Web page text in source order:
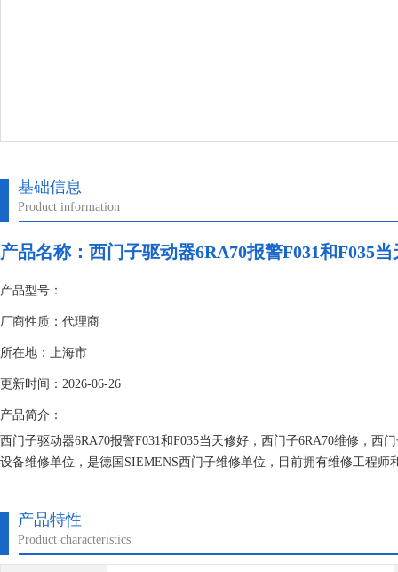
基础信息
Product information
产品名称： 西门子驱动器6RA70报警F031和F035
产品型号：
厂商性质：代理商
所在地：上海市
更新时间：2026-06-26
产品简介：
西门子驱动器6RA70报警F031和F035当天修好，西门子6RA70维修，
设备维修单位，是德国SIEMENS西门子维修单位，目前拥有维修工程
产品特性
Product characteristics